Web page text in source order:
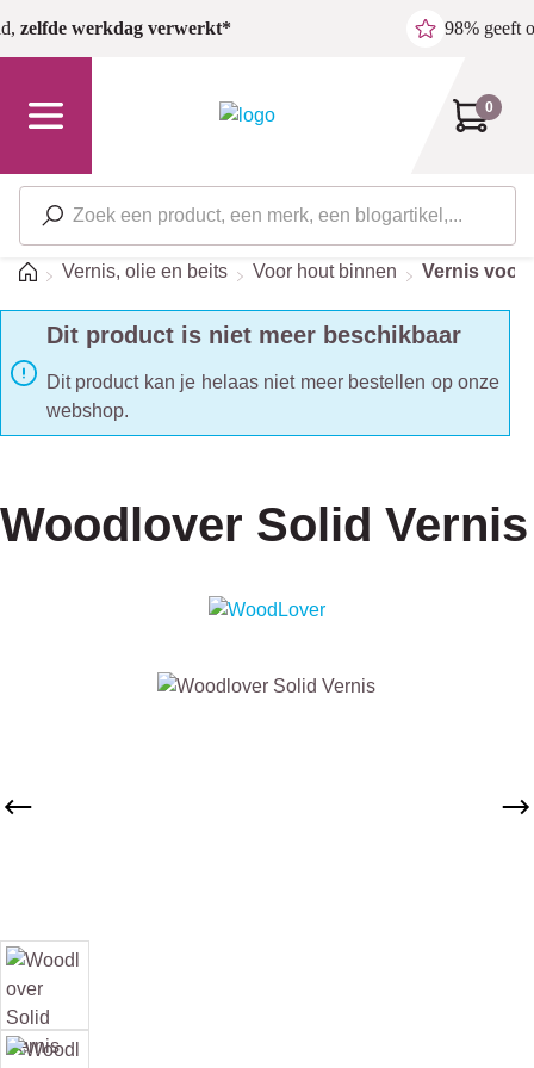
Ga naar de hoofdinhoud
zelfde werkdag verwerkt* 98% geeft
0
HomeVernis, olie en beits Voor hout binnen Vernis voor
Dit product is niet meer beschikbaar
Dit product kan je helaas niet meer bestellen op onze
webshop.
Woodlover Solid Vernis
Afbeeldingengalerij overslaan